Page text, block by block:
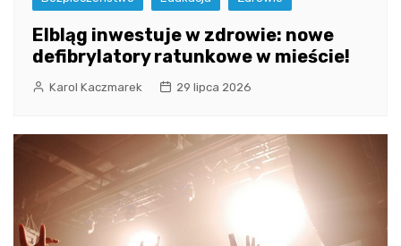
Elbląg inwestuje w zdrowie: nowe
defibrylatory ratunkowe w mieście!
Karol Kaczmarek 29 lipca 2026